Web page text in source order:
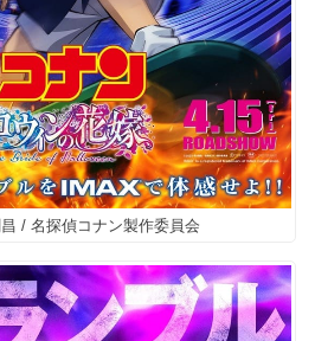
/ 名探偵コナン製作委員会